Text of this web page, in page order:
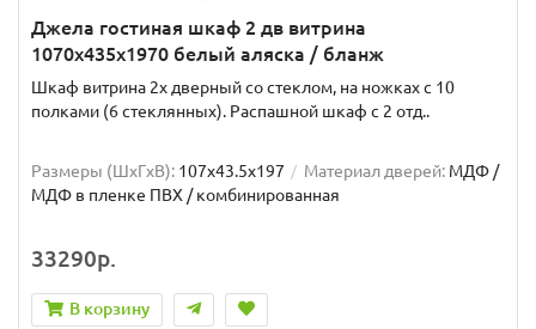
Джела гостиная шкаф 2 дв витрина
1070х435х1970 белый аляска / бланж
Шкаф витрина 2х дверный со стеклом, на ножках с 10
полками (6 стеклянных). Распашной шкаф с 2 отд..
Размеры (ШxГxВ): 107x43.5x197 Материал дверей: МДФ /
МДФ в пленке ПВХ / комбинированная
33290р.
В корзину